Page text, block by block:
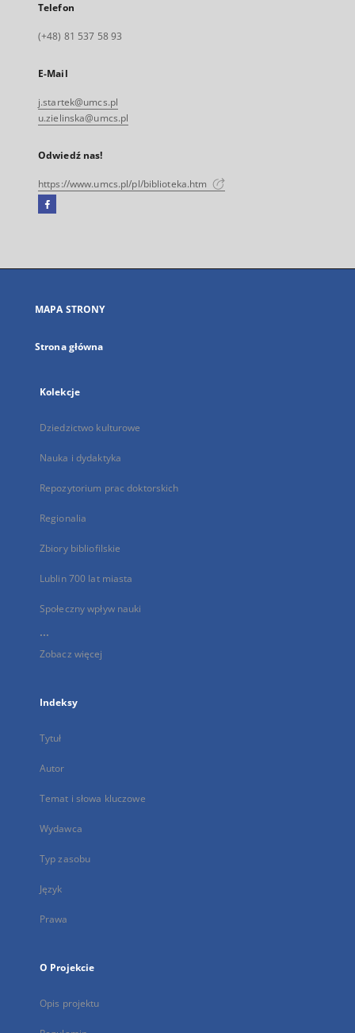
Telefon
(+48) 81 537 58 93
E-Mail
j.startek@umcs.pl
u.zielinska@umcs.pl
Odwiedź nas!
https://www.umcs.pl/pl/biblioteka.htm
Facebook
się
karcie
MAPA STRONY
Strona główna
Kolekcje
Dziedzictwo kulturowe
Nauka i dydaktyka
Repozytorium prac doktorskich
Regionalia
Zbiory bibliofilskie
Lublin 700 lat miasta
Społeczny wpływ nauki
...
Zobacz więcej
Indeksy
Tytuł
Autor
Temat i słowa kluczowe
Wydawca
Typ zasobu
Język
Prawa
O Projekcie
Opis projektu